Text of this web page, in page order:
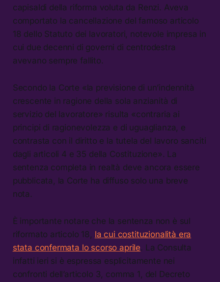
capisaldi della riforma voluta da Renzi. Aveva
comportato la cancellazione del famoso articolo
18 dello Statuto dei lavoratori, notevole impresa in
cui due decenni di governi di centrodestra
avevano sempre fallito.
Secondo la Corte «la previsione di un’indennità
crescente in ragione della sola anzianità di
servizio del lavoratore» risulta «contraria ai
principi di ragionevolezza e di uguaglianza, e
contrasta con il diritto e la tutela del lavoro sanciti
dagli articoli 4 e 35 della Costituzione». La
sentenza completa in realtà deve ancora essere
pubblicata, la Corte ha diffuso solo una breve
nota.
È importante notare che la sentenza non è sul
riformato articolo 18, la cui costituzionalità era
stata confermata lo scorso aprile. La Consulta
infatti ieri si è espressa esplicitamente nei
confronti dell’articolo 3, comma 1, del Decreto